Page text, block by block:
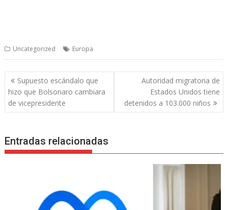
Uncategorized Europa
Navegación
de
entradas
Supuesto escándalo que
hizo que Bolsonaro cambiara
de vicepresidente
Autoridad migratoria de
Estados Unidos tiene
detenidos a 103.000 niños
Entradas relacionadas